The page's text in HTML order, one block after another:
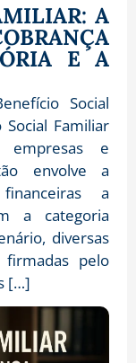
A
E A
Social
Familiar
empresas e
envolve a
a
a categoria
diversas
firmadas pelo
[…]